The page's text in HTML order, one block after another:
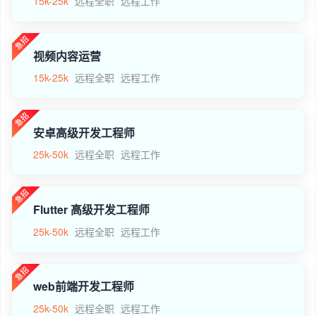
视频内容运营
15k-25k 远程全职 远程工作
安卓高级开发工程师
25k-50k 远程全职 远程工作
Flutter 高级开发工程师
25k-50k 远程全职 远程工作
web前端开发工程师
25k-50k 远程全职 远程工作